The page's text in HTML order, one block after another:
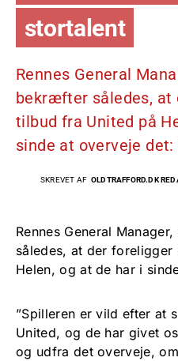
stortalent
Rennes General
bekræfter således, at
tilbud fra United på
sinde at overveje det:
SKREVET AF OLDTRAFFORD.DK
Rennes General
således, at der
Helen, og at de har i
”Spilleren er vild efter at
United, og de har givet
og udfra det overveje,